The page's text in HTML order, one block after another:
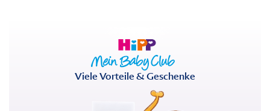
Viele Vorteile & Geschenke